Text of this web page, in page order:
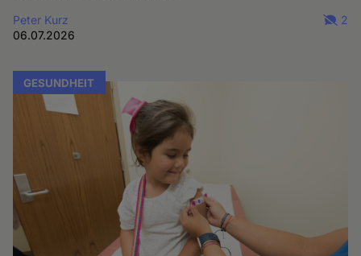
Peter Kurz
06.07.2026
2
GESUNDHEIT